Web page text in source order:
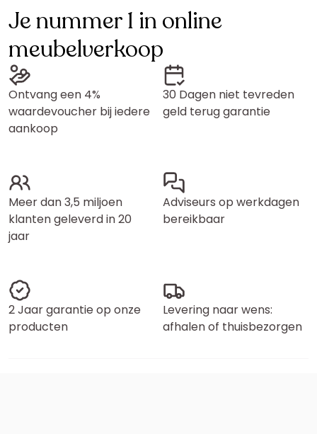
Je nummer 1 in online
meubelverkoop
Ontvang een 4%
waardevoucher bij iedere
aankoop
30 Dagen niet tevreden
geld terug garantie
Meer dan 3,5 miljoen
klanten geleverd in 20
jaar
Adviseurs op werkdagen
bereikbaar
2 Jaar garantie op onze
producten
Levering naar wens:
afhalen of thuisbezorgen